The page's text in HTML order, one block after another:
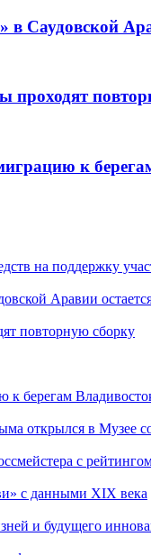
Саудовской
проходят
к
на поддержку
Аравии
повторную сборку
к берегам
открылся в Музее
с
с данными XIX века
и будущего